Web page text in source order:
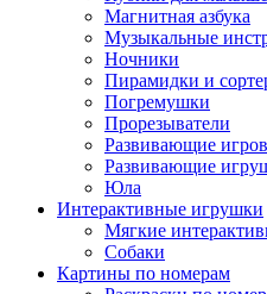
Магнитная азбука
Музыкальные
Ночники
Пирамидки и
Погремушки
Прорезыватели
Развивающие
Развивающие
Юла
Интерактивные игрушки
Мягкие
Собаки
Картины по номерам